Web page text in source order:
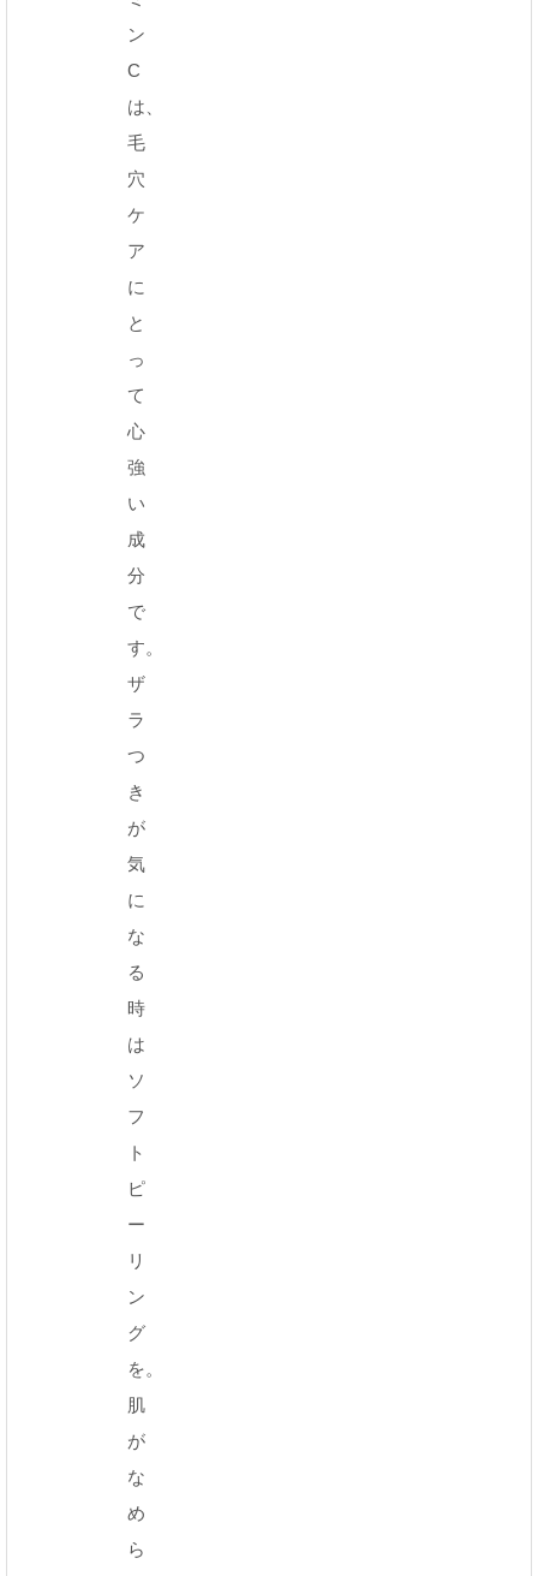
ン
C
は、
毛
穴
ケ
ア
に
と
っ
て
心
強
い
成
分
で
す。
ザ
ラ
つ
き
が
気
に
な
る
時
は
ソ
フ
ト
ピ
ー
リ
ン
グ
を。
肌
が
な
め
ら